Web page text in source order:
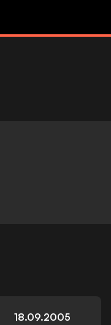
18.09.2005